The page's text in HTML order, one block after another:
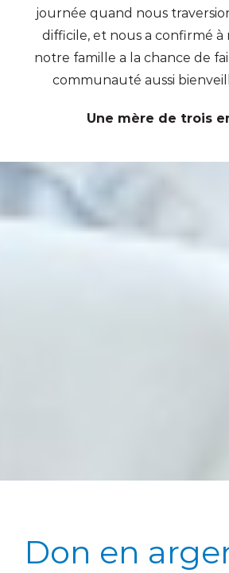
journée quand nous
difficile, et nous a confirmé
notre famille a la chance de
communauté aussi
Une mère de trois
Don en